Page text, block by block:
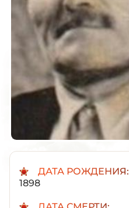
ДАТА РОЖДЕНИЯ:
1898